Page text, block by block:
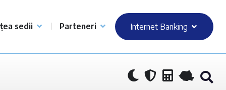
sedii Parteneri Internet Banking